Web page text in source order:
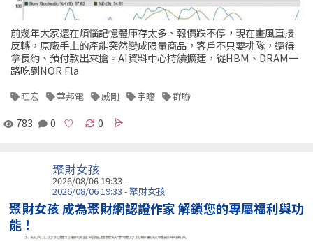
前幾年大家還在煩惱記憶體庫存太多、報價跌不停，現在畫風直接
反轉，原廠手上的產能突然變成限量商品，客戶不只要排隊，還得
拿長約、預付款出來搶。AI資料中心持續擴建，從HBM、DRAM一
路吃到NOR Fla
旺宏 華邦電 威剛 宇瞻 群聯
783 0 0
聚財女孩
2026/08/06 19:33 -
2026/08/06 19:33 - 聚財女孩
聚財女孩 成為聚財網認證作家 解鎖您的專屬福利與功
能！